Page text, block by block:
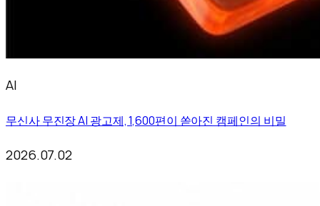
AI
무신사 무진장 AI 광고제, 1,600편이 쏟아진 캠페인의 비밀
2026.07.02